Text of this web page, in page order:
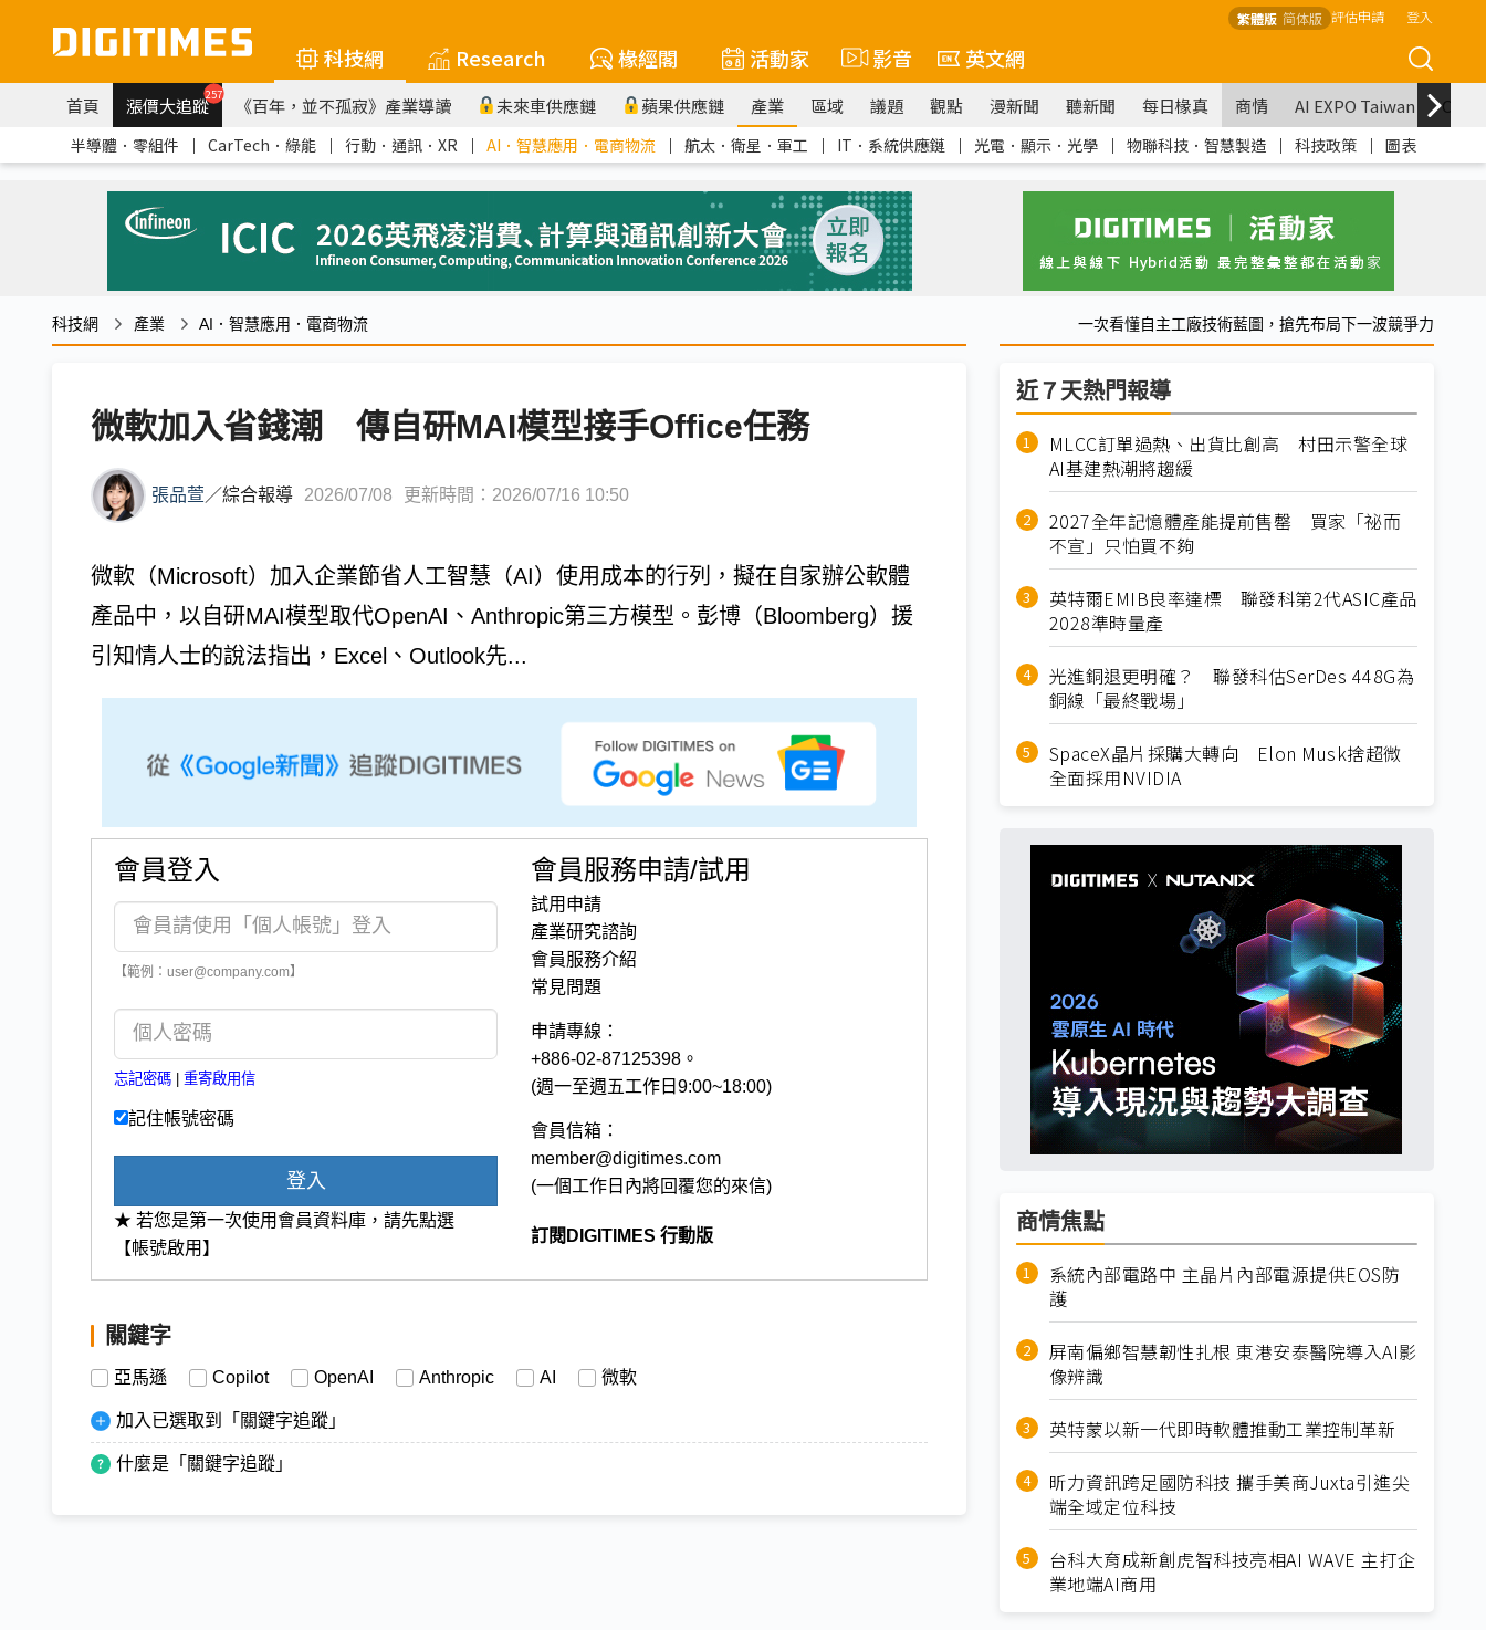
繁體版 简体版 評估申請 登入
科技網 Research 椽經閣 活動家 影音 英文網
首頁 漲價大追蹤257 《百年，並不孤寂》產業導讀 未來車供應鏈 蘋果供應鏈 產業 區域 議題 觀點 漫新聞 聽新聞 每日椽真 商情 AI EXPO Taiwan
半導體．零組件 ｜ CarTech．綠能 ｜ 行動．通訊．XR ｜ AI．智慧應用．電商物流 ｜ 航太．衛星．軍工 ｜ IT．系統供應鏈 ｜ 光電．顯示．光學 ｜ 物聯科技．智慧製造 ｜ 科技政策 ｜ 圖表
科技網 產業 AI．智慧應用．電商物流 一次看懂自主工廠技術藍圖，搶先布局下一波競爭力
微軟加入省錢潮 傳自研MAI模型接手Office任務
張品萱 ／綜合報導 2026/07/08 更新時間：2026/07/16 10:50
微軟（Microsoft）加入企業節省人工智慧（AI）使用成本的行列，擬在自家辦公軟體
產品中，以自研MAI模型取代OpenAI、Anthropic第三方模型。彭博（Bloomberg）援
引知情人士的說法指出，Excel、Outlook先...
會員登入
【範例：user@company.com】
忘記密碼 重寄啟用信
記住帳號密碼
登入
★ 若您是第一次使用會員資料庫，請先點選
【帳號啟用】
會員服務申請/試用
試用申請
產業研究諮詢
會員服務介紹
常見問題
申請專線：
+886-02-87125398。
(週一至週五工作日9:00~18:00)
會員信箱：
member@digitimes.com
(一個工作日內將回覆您的來信)
訂閱DIGITIMES 行動版
關鍵字
亞馬遜 Copilot OpenAI Anthropic AI 微軟
加入已選取到「關鍵字追蹤」
什麼是「關鍵字追蹤」
近７天熱門報導
MLCC訂單過熱、出貨比創高 村田示警全球
AI基建熱潮將趨緩
2027全年記憶體產能提前售罄 買家「祕而
不宣」只怕買不夠
英特爾EMIB良率達標 聯發科第2代ASIC產品
2028準時量產
光進銅退更明確？ 聯發科估SerDes 448G為
銅線「最終戰場」
SpaceX晶片採購大轉向 Elon Musk捨超微
全面採用NVIDIA
商情焦點
系統內部電路中 主晶片內部電源提供EOS防
護
屏南偏鄉智慧韌性扎根 東港安泰醫院導入AI影
像辨識
英特蒙以新一代即時軟體推動工業控制革新
昕力資訊跨足國防科技 攜手美商Juxta引進尖
端全域定位科技
台科大育成新創虎智科技亮相AI WAVE 主打企
業地端AI商用